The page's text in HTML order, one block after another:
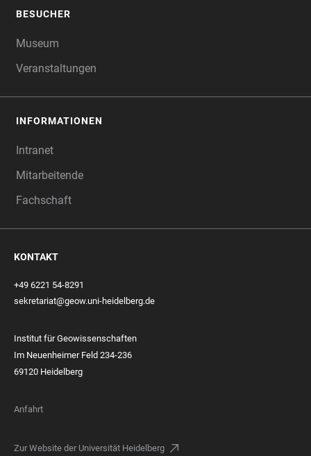
BESUCHER
Museum
Veranstaltungen
INFORMATIONEN
Intranet
Mitarbeitende
Fachschaft
KONTAKT
+49 6221 54-8291
sekretariat@geow.uni-heidelberg.de
Institut für Geowissenschaften
Im Neuenheimer Feld 234-236
69120 Heidelberg
Anfahrt
Zur Website der Universität Heidelberg